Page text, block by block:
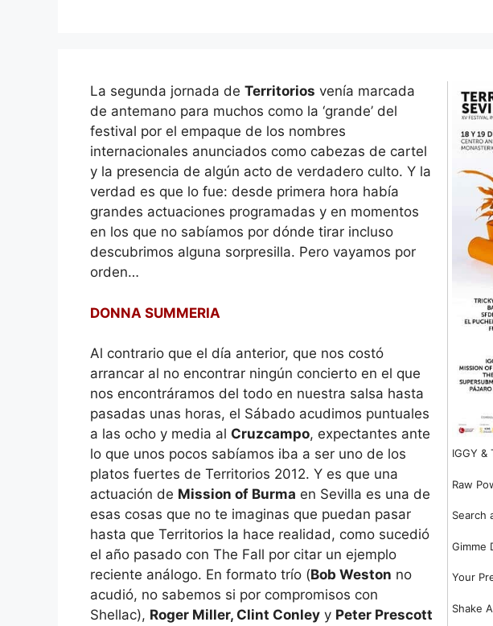
IGGY &
Raw
Search
Gimme
Your
Shake
La segunda jornada de Territorios venía marcada
de antemano para muchos como la ‘grande’ del
festival por el empaque de los nombres
internacionales anunciados como cabezas de cartel
y la presencia de algún acto de verdadero culto. Y la
verdad es que lo fue: desde primera hora había
grandes actuaciones programadas y en momentos
en los que no sabíamos por dónde tirar incluso
descubrimos alguna sorpresilla. Pero vayamos por
orden…
DONNA SUMMERIA
Al contrario que el día anterior, que nos costó
arrancar al no encontrar ningún concierto en el que
nos encontráramos del todo en nuestra salsa hasta
pasadas unas horas, el Sábado acudimos puntuales
a las ocho y media al Cruzcampo, expectantes ante
lo que unos pocos sabíamos iba a ser uno de los
platos fuertes de Territorios 2012. Y es que una
actuación de Mission of Burma en Sevilla es una de
esas cosas que no te imaginas que puedan pasar
hasta que Territorios la hace realidad, como sucedió
el año pasado con The Fall por citar un ejemplo
reciente análogo. En formato trío (Bob Weston no
acudió, no sabemos si por compromisos con
Shellac), Roger Miller, Clint Conley y Peter Prescott